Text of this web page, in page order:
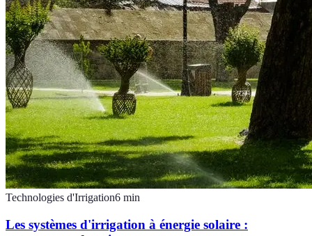
Technologies d'Irrigation6 min
Les systèmes d'irrigation à énergie solaire :